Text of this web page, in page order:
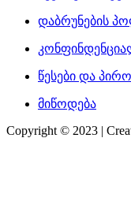
დაბრუნების
წესები და
მიწოდება
Copyright © 2023 |